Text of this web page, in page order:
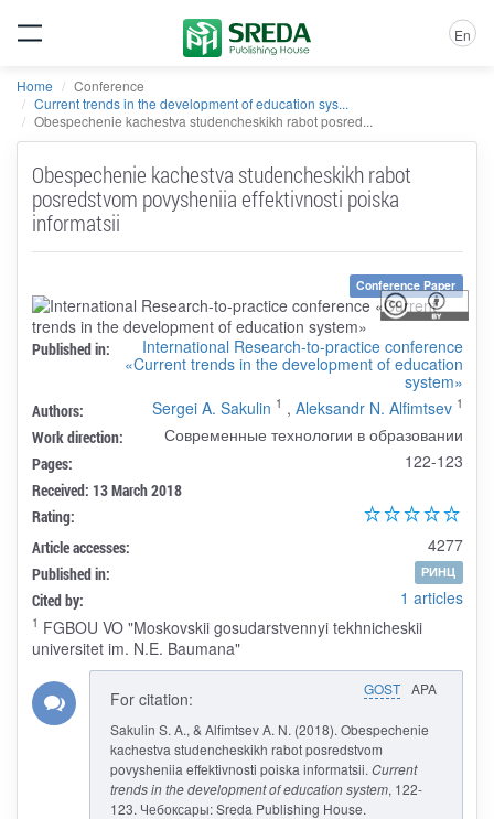
En
Home
Conference
Current trends in the development of education sys...
Obespechenie kachestva studencheskikh rabot posred...
Obespechenie kachestva studencheskikh rabot
posredstvom povysheniia effektivnosti poiska
informatsii
Conference Paper
Published in:
International Research-to-practice conference
«Current trends in the development of education
system»
Authors: Sergei A. Sakulin 1 , Aleksandr N. Alfimtsev 1
Work direction: Современные технологии в образовании
Pages: 122-123
Received: 13 March 2018
Rating:
Article accesses:
4277
Published in: РИНЦ
Cited by: 1 articles
1 FGBOU VO "Moskovskii gosudarstvennyi tekhnicheskii
universitet im. N.E. Baumana"
GOST APA
For citation:
Sakulin S. A., & Alfimtsev A. N. (2018). Obespechenie
kachestva studencheskikh rabot posredstvom
povysheniia effektivnosti poiska informatsii. Current
trends in the development of education system, 122-
123. Чебоксары: Sreda Publishing House.